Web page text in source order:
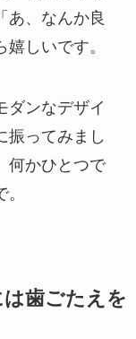
あ、なんか良
しいです。
ダンなデザイ
振ってみまし
何かひとつで
歯ごたえを